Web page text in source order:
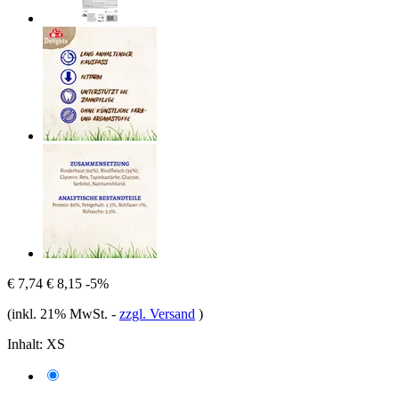
€ 7,74 € 8,15 -5%
(inkl. 21% MwSt. - zzgl. Versand )
Inhalt: XS